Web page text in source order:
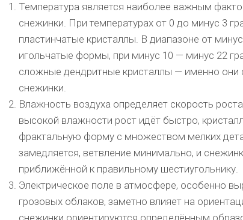
Температура является наиболее важным
снежинки. При температурах от 0 до минус 3
пластинчатые кристаллы. В диапазоне от
игольчатые формы, при минус 10 — минус 22
сложные дендритные кристаллы — именно они
снежинки.
Влажность воздуха определяет скорость
высокой влажности рост идёт быстро,
фрактальную форму с множеством мелких
замедляется, ветвление минимально, и
приближённой к правильному шестиугольнику.
Электрическое поле в атмосфере, особенно
грозовых облаков, заметно влияет на